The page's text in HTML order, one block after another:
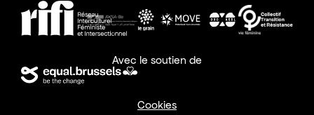
Cookies
Avec le soutien de